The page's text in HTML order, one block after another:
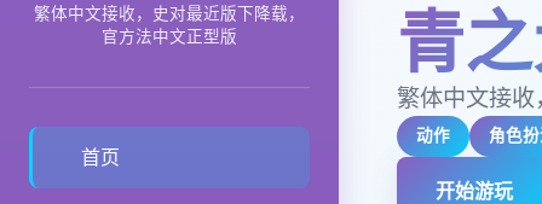
繁体中文接收，史对最近版下降载，
官方法中文正型版
首页
青
繁体中文接
动作 角色
开始游玩